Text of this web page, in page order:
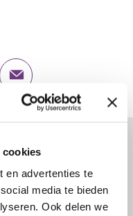
cookies
en advertenties te
media te bieden
Ook delen we